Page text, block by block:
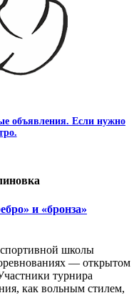
объявления. Если нужно
и «бронза»
школы
— открытом
турнира
как вольным стилем,